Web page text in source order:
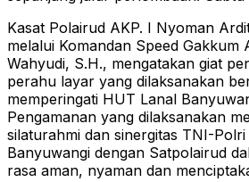
Kasat Polairud AKP. I Nyoman
melalui Komandan Speed Gakkum
Wahyudi, S.H., mengatakan giat
perahu layar yang dilaksanakan
memperingati HUT Lanal
Pengamanan yang dilaksanakan
silaturahmi dan sinergitas TNI-
Banyuwangi dengan Satpolairud
rasa aman, nyaman dan